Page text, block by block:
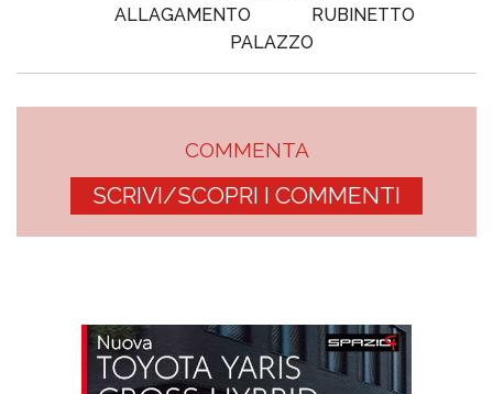
ALLAGAMENTO
RUBINETTO
PALAZZO
COMMENTA
SCRIVI/SCOPRI I COMMENTI